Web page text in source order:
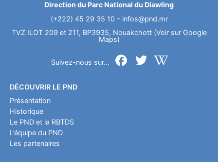
Direction du Parc National du Diawling
(+222) 45 29 35 10 – infos@pnd.mr
TVZ ILOT 209 et 211, BP3935, Nouakchott (Voir sur Google
Maps)
Suivez-nous sur...
DÉCOUVRIR LE PND
Présentation
Historique
Le PND et la RBTDS
L’équipe du PND
Les partenaires